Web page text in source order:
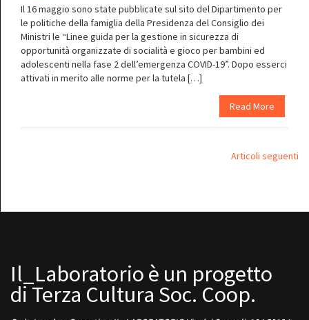
Il 16 maggio sono state pubblicate sul sito del Dipartimento per
le politiche della famiglia della Presidenza del Consiglio dei
Ministri le “Linee guida per la gestione in sicurezza di
opportunità organizzate di socialità e gioco per bambini ed
adolescenti nella fase 2 dell’emergenza COVID-19”. Dopo esserci
attivati in merito alle norme per la tutela […]
Read More
Articoli seguenti
Il_Laboratorio è un progetto
di Terza Cultura Soc. Coop.